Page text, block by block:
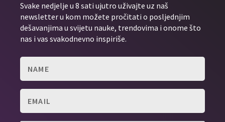
Svake nedjelje u 8 sati ujutro uživajte uz naš
newsletter u kom možete pročitati o posljednjim
dešavanjima u svijetu nauke, trendovima i onome što
nas i vas svakodnevno inspiriše.